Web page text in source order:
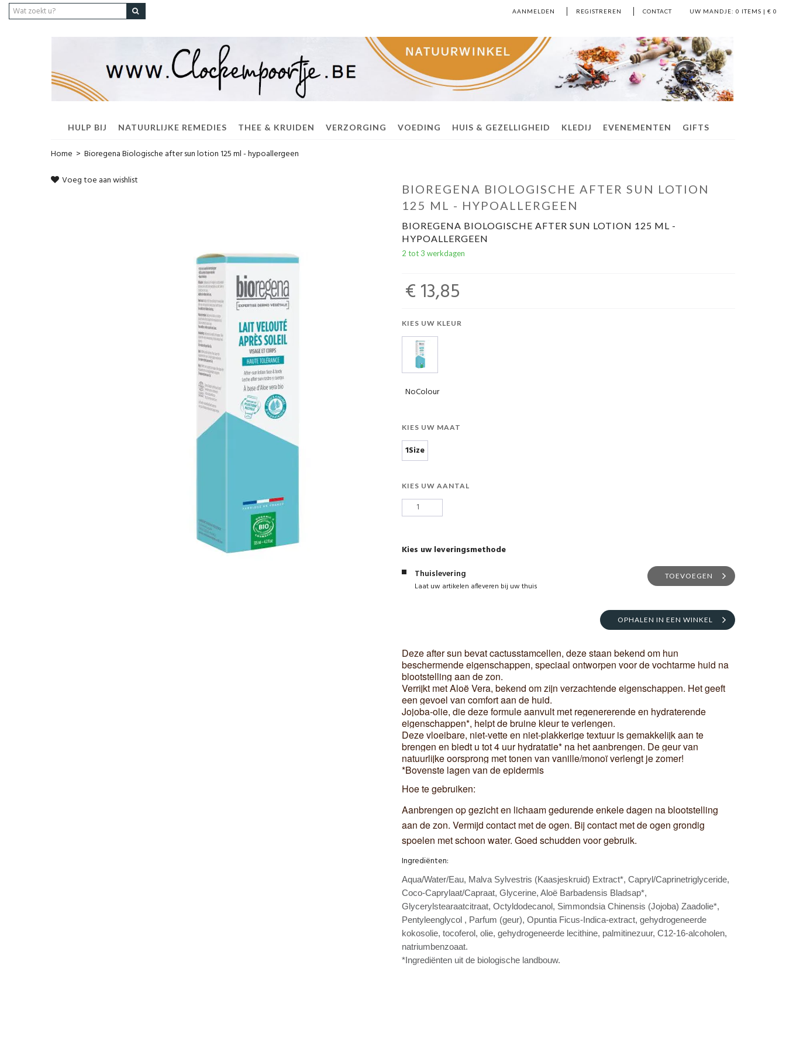
UW MANDJE: 0 ITEMS | € 0
AANMELDEN REGISTREREN CONTACT
HULP BIJ NATUURLIJKE REMEDIES THEE & KRUIDEN VERZORGING VOEDING HUIS & GEZELLIGHEID KLEDIJ EVENEMENTEN GIFTS
Home > Bioregena Biologische after sun lotion 125 ml - hypoallergeen
Voeg toe aan wishlist
BIOREGENA BIOLOGISCHE AFTER SUN LOTION
125 ML - HYPOALLERGEEN
BIOREGENA BIOLOGISCHE AFTER SUN LOTION 125 ML -
HYPOALLERGEEN
2 tot 3 werkdagen
€ 13,85
KIES UW KLEUR
NoColour
KIES UW MAAT
1Size
KIES UW AANTAL
Kies uw leveringsmethode
Thuislevering
Laat uw artikelen afleveren bij uw thuis
TOEVOEGEN
OPHALEN IN EEN WINKEL
Deze after sun bevat cactusstamcellen, deze staan ​​bekend om hun
beschermende eigenschappen, speciaal ontworpen voor de vochtarme huid na
blootstelling aan de zon.
Verrijkt met Aloë Vera, bekend om zijn verzachtende eigenschappen. Het geeft
een gevoel van comfort aan de huid.
Jojoba-olie, die deze formule aanvult met regenererende en hydraterende
eigenschappen*, helpt de bruine kleur te verlengen.
Deze vloeibare, niet-vette en niet-plakkerige textuur is gemakkelijk aan te
brengen en biedt u tot 4 uur hydratatie* na het aanbrengen. De geur van
natuurlijke oorsprong met tonen van vanille/monoï verlengt je zomer!
*Bovenste lagen van de epidermis
Hoe te gebruiken:
Aanbrengen op gezicht en lichaam gedurende enkele dagen na blootstelling
aan de zon. Vermijd contact met de ogen. Bij contact met de ogen grondig
spoelen met schoon water. Goed schudden voor gebruik.
Ingrediënten:
Aqua/Water/Eau, Malva Sylvestris (Kaasjeskruid) Extract*, Capryl/Caprinetriglyceride,
Coco-Caprylaat/Capraat, Glycerine, Aloë Barbadensis Bladsap*,
Glycerylstearaatcitraat, Octyldodecanol, Simmondsia Chinensis (Jojoba) Zaadolie*,
Pentyleenglycol , Parfum (geur), Opuntia Ficus-Indica-extract, gehydrogeneerde
kokosolie, tocoferol, olie, gehydrogeneerde lecithine, palmitinezuur, C12-16-alcoholen,
natriumbenzoaat.
*Ingrediënten uit de biologische landbouw.